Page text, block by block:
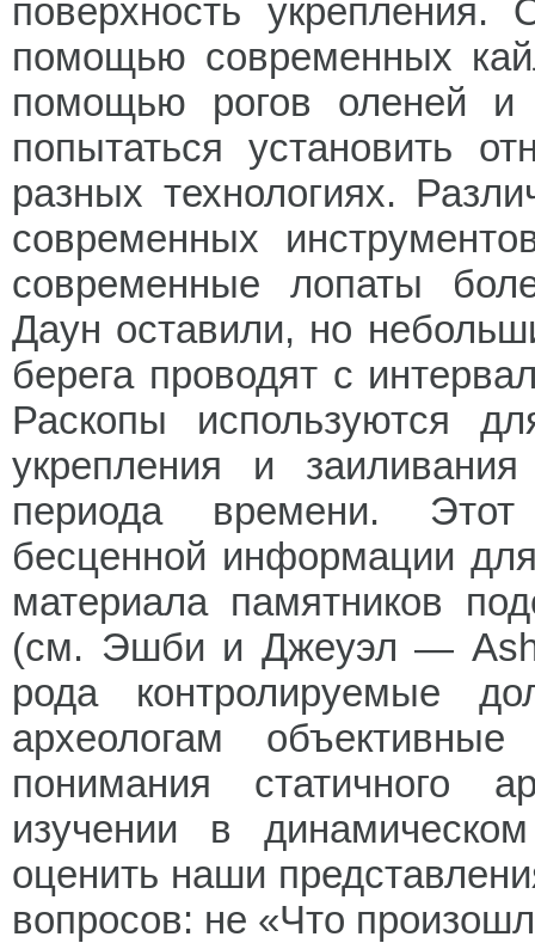
поверхность
помощью современных
помощью рогов оленей и
попытаться установить
разных технологиях.
современных
современные лопаты
Даун оставили, но
берега проводят с
Раскопы используются
укрепления и
периода времени. Этот
бесценной информации для
материала памятников
(см. Эшби и Джеуэл —
рода контролируемые
археологам
понимания статичного
изучении в
оценить наши
вопросов: не «Что